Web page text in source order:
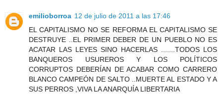
emilioborroa 12 de julio de 2011 a las 17:46
EL CAPITALISMO NO SE REFORMA EL CAPITALISMO SE
DESTRUYE ..EL PRIMER DEBER DE UN PUEBLO NO ES
ACATAR LAS LEYES SINO HACERLAS .......TODOS LOS
BANQUEROS USUREROS Y LOS POLÍTICOS
CORRUPTOS DEBERÍAN DE ACABAR COMO CARRERO
BLANCO CAMPEÓN DE SALTO ..MUERTE AL ESTADO Y A
SUS PERROS ,VIVA LA ANARQUÍA LIBERTARIA